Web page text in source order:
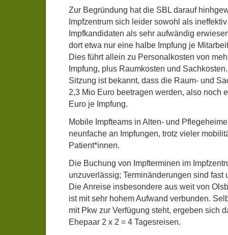
Zur Begründung hat die SBL darauf
Impfzentrum sich leider sowohl als
Impfkandidaten als sehr aufwändig
dort etwa nur eine halbe Impfung je
Dies führt allein zu Personalkosten von
Impfung, plus Raumkosten und
Sitzung ist bekannt, dass die Raum- und
2,3 Mio Euro beetragen werden, also noch
Euro je Impfung.
Mobile Impfteams in Alten- und
neunfache an Impfungen, trotz vieler
Patient*innen.
Die Buchung von Impfterminen im
unzuverlässig; Terminänderungen sind fast
Die Anreise insbesondere aus weit von
ist mit sehr hohem Aufwand verbunden.
mit Pkw zur Verfügung steht, ergeben sich
Ehepaar 2 x 2 = 4 Tagesreisen.